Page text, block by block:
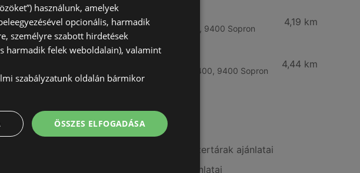
Rossmann
Kodály Zoltán tér 16. 16., 9400 Sopron
4,19 km
dm
Lackner Kristóf u. 35, 9400, 9400 Sopron
4,44 km
További linkek
A(z) Benu Gyógyszertárak ajánlatai
A(z) Rossmann ajánlatai
használunk, amelyek
opcionális, harmadik
személyre szabott hirdetések
harmadik felek weboldalain), valamint
szabályzatunk oldalán bármikor
ÖSSZES ELFOGADÁSA